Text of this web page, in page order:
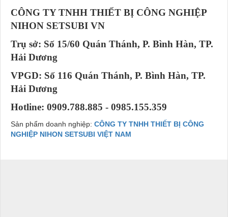
CÔNG TY TNHH THIẾT BỊ CÔNG NGHIỆP
NIHON SETSUBI VN
Trụ sở: Số 15/60 Quán Thánh, P. Bình Hàn, TP.
Hải Dương
VPGD: Số 116 Quán Thánh, P. Bình Hàn, TP.
Hải Dương
Hotline: 0909.788.885 - 0985.155.359
Sản phẩm doanh nghiệp: CÔNG TY TNHH THIẾT BỊ CÔNG
NGHIỆP NIHON SETSUBI VIỆT NAM